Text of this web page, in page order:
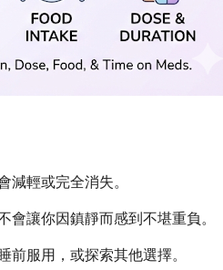
減輕或完全消失。
讓你因鎮靜而感到不堪重負。
服用，或探索其他選擇。